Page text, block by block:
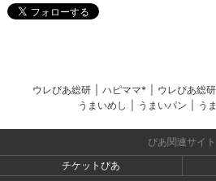
ウレぴあ総研 ハピママ* ウレぴあ総
うまいめし
うまいパン う
ぴあ関連サイト
チケットぴあ